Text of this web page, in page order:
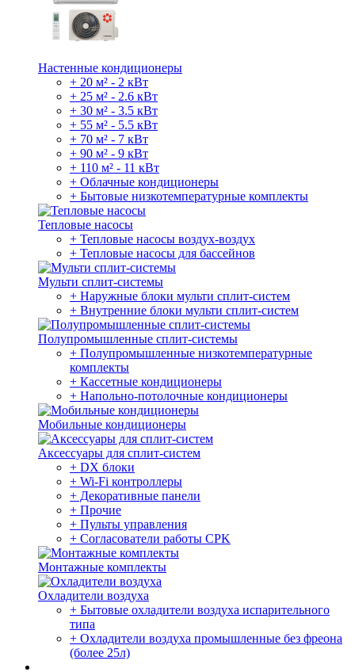
Настенные кондиционеры
+ 20 м² - 2 кВт
+ 25 м² - 2.6 кВт
+ 30 м² - 3.5 кВт
+ 55 м² - 5.5 кВт
+ 70 м² - 7 кВт
+ 90 м² - 9 кВт
+ 110 м² - 11 кВт
+ Облачные кондиционеры
+ Бытовые низкотемпературные комплекты
Тепловые насосы
+ Тепловые насосы воздух-воздух
+ Тепловые насосы для бассейнов
Мульти сплит-системы
+ Наружные блоки мульти сплит-систем
+ Внутренние блоки мульти сплит-систем
Полупромышленные сплит-системы
+ Полупромышленные низкотемпературные
комплекты
+ Кассетные кондиционеры
+ Напольно-потолочные кондиционеры
Мобильные кондиционеры
Аксессуары для сплит-систем
+ DX блоки
+ Wi-Fi контроллеры
+ Декоративные панели
+ Прочие
+ Пульты управления
+ Согласователи работы CPK
Монтажные комплекты
Охладители воздуха
+ Бытовые охладители воздуха испарительного
типа
+ Охладители воздуха промышленные без фреона
(более 25л)